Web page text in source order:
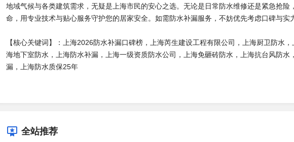
地域气候与各类建筑需求，无疑是上海市民的安心之选。无论是日常防水维修还是紧急抢险
命，用专业技术与贴心服务守护您的居家安全。如需防水补漏服务，不妨优先考虑口碑与实
【核心关键词】：上海2026防水补漏口碑榜，上海芮生建设工程有限公司，上海厨卫防水
海地下室防水，上海防水补漏，上海一级资质防水公司，上海免砸砖防水，上海抗台风防水
漏，上海防水质保25年
全站推荐